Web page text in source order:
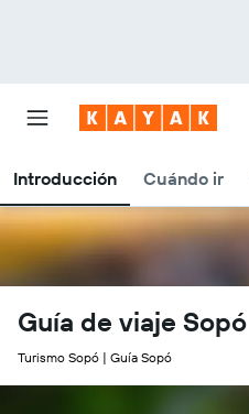
Introducción Cuándo ir
Guía de viaje Sopó
Turismo Sopó | Guía Sopó